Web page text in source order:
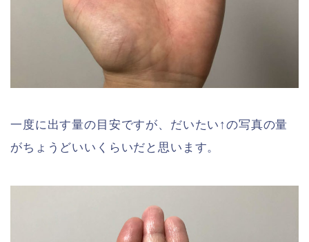
一度に出す量の目安ですが、だいたい↑の写真の量
がちょうどいいくらいだと思います。